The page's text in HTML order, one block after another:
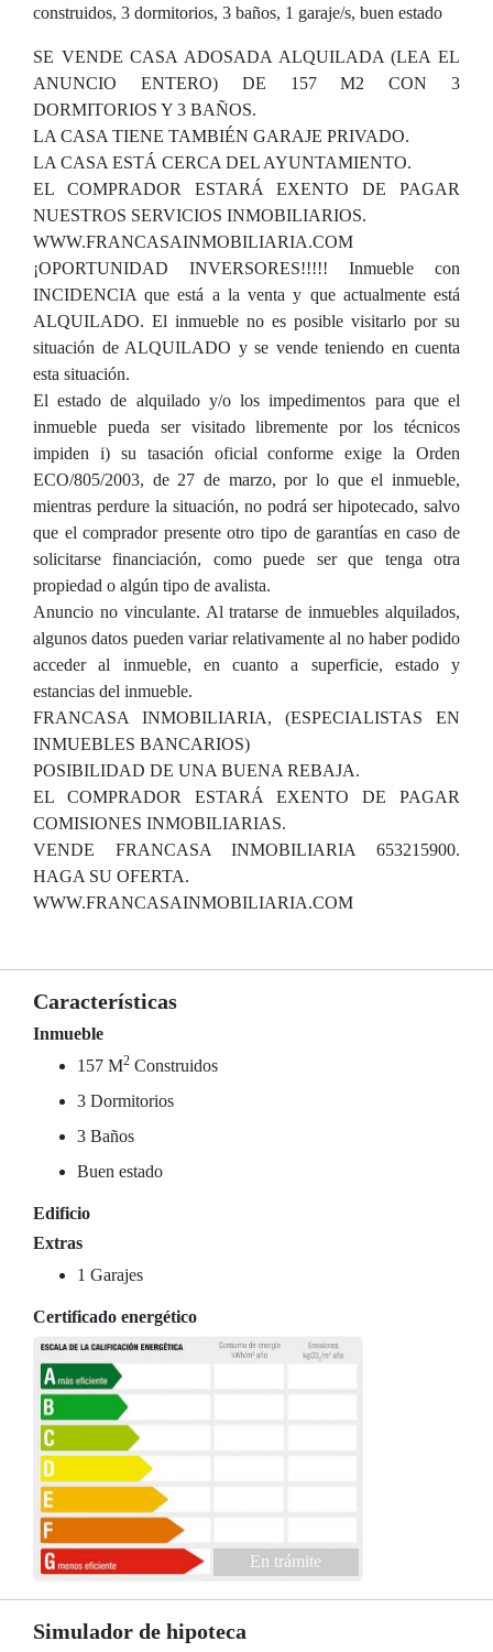
construidos, 3 dormitorios, 3 baños, 1 garaje/s, buen estado
SE VENDE CASA ADOSADA ALQUILADA (LEA EL
ANUNCIO ENTERO) DE 157 M2 CON 3
DORMITORIOS Y 3 BAÑOS.
LA CASA TIENE TAMBIÉN GARAJE PRIVADO.
LA CASA ESTÁ CERCA DEL AYUNTAMIENTO.
EL COMPRADOR ESTARÁ EXENTO DE PAGAR
NUESTROS SERVICIOS INMOBILIARIOS.
WWW.FRANCASAINMOBILIARIA.COM
¡OPORTUNIDAD INVERSORES!!!!! Inmueble con
INCIDENCIA que está a la venta y que actualmente está
ALQUILADO. El inmueble no es posible visitarlo por su
situación de ALQUILADO y se vende teniendo en cuenta
esta situación.
El estado de alquilado y/o los impedimentos para que el
inmueble pueda ser visitado libremente por los técnicos
impiden i) su tasación oficial conforme exige la Orden
ECO/805/2003, de 27 de marzo, por lo que el inmueble,
mientras perdure la situación, no podrá ser hipotecado, salvo
que el comprador presente otro tipo de garantías en caso de
solicitarse financiación, como puede ser que tenga otra
propiedad o algún tipo de avalista.
Anuncio no vinculante. Al tratarse de inmuebles alquilados,
algunos datos pueden variar relativamente al no haber podido
acceder al inmueble, en cuanto a superficie, estado y
estancias del inmueble.
FRANCASA INMOBILIARIA, (ESPECIALISTAS EN
INMUEBLES BANCARIOS)
POSIBILIDAD DE UNA BUENA REBAJA.
EL COMPRADOR ESTARÁ EXENTO DE PAGAR
COMISIONES INMOBILIARIAS.
VENDE FRANCASA INMOBILIARIA 653215900.
HAGA SU OFERTA.
WWW.FRANCASAINMOBILIARIA.COM
Características
Inmueble
157 M2 Construidos
3 Dormitorios
3 Baños
Buen estado
Edificio
Extras
1 Garajes
Certificado energético
En trámite
Simulador de hipoteca